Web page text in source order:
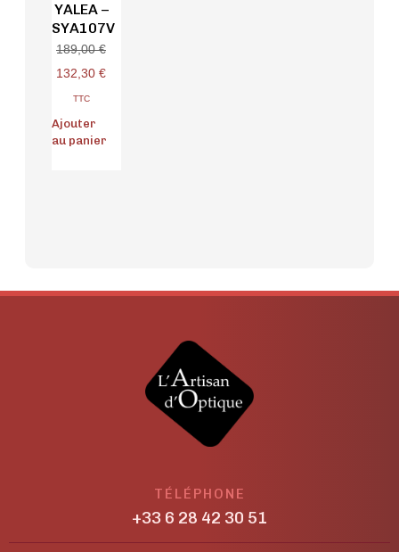
YALEA –
SYA107V
189,00€
132,30 €
TTC
Ajouter
au panier
TÉLÉPHONE
+33 6 28 42 30 51